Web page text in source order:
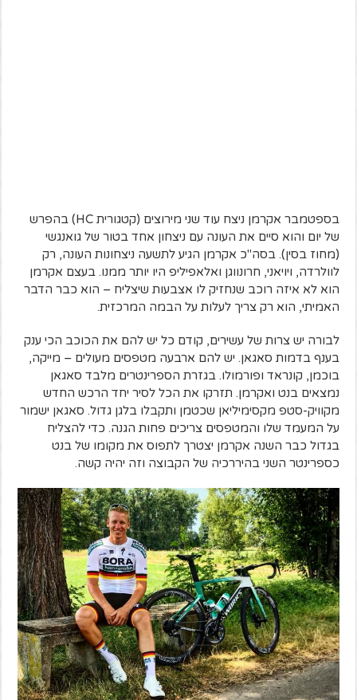
בספטמבר אקרמן ניצח עוד שני מירוצים (קטגורית HC) בהפרש
של יום והוא סיים את העונה עם ניצחון אחד בטור של גואנגשי
(מחוז בסין). בסה"כ אקרמן הגיע לתשעה ניצחונות העונה, רק
לוולרדה, ויויאני, חרונווגן ואלאפיליפ היו יותר ממנו. בעצם אקרמן
הוא לא איזה רוכב שנחזיק לו אצבעות שיצליח – הוא כבר הדבר
האמיתי, הוא רק צריך לעלות על הבמה המרכזית.
לבורה יש צרות של עשירים, קודם כל יש להם את הכוכב הכי ענק
בענף בדמות סאגאן. יש להם ארבעה מטפסים מעולים – מייקה,
בוכמן, קונראד ופורמולו. בגזרת הספרינטרים מלבד סאגאן
נמצאים בנט ואקרמן. תזרקו את הכל לסיר יחד הרכש החדש
מקוויק-סטפ מקסימיליאן שכטמן ותקבלו בלגן גדול. סאגאן ישמור
על המעמד שלו והמטפסים צריכים פחות הגנה. כדי להצליח
בגדול כבר השנה אקרמן יצטרך לתפוס את מקומו של בנט
כספרינטר השני בהיררכיה של הקבוצה וזה יהיה קשה.